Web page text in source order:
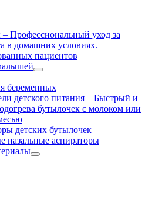
– Профессиональный уход за
в домашних условиях.
пациентов
беременных
детского питания – Быстрый и
бутылочек с молоком или
детских бутылочек
назальные аспираторы